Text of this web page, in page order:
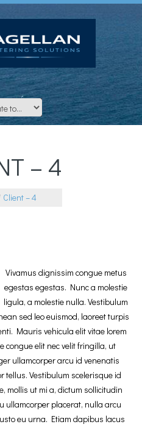
– 4
Client – 4
Vivamus dignissim congue metus
egestas egestas. Nunc a molestie
ligula, a molestie nulla. Vestibulum
sed leo euismod, laoreet turpis
Mauris vehicula elit vitae lorem
congue elit nec velit fringilla, ut
ullamcorper arcu id venenatis
Vestibulum scelerisque id
mollis ut mi a, dictum sollicitudin
ullamcorper placerat, nulla arcu
eu urna. Etiam dapibus lacus